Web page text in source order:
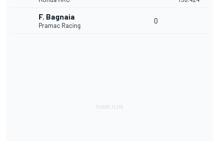
F. Bagnaia
Pramac Racing
0